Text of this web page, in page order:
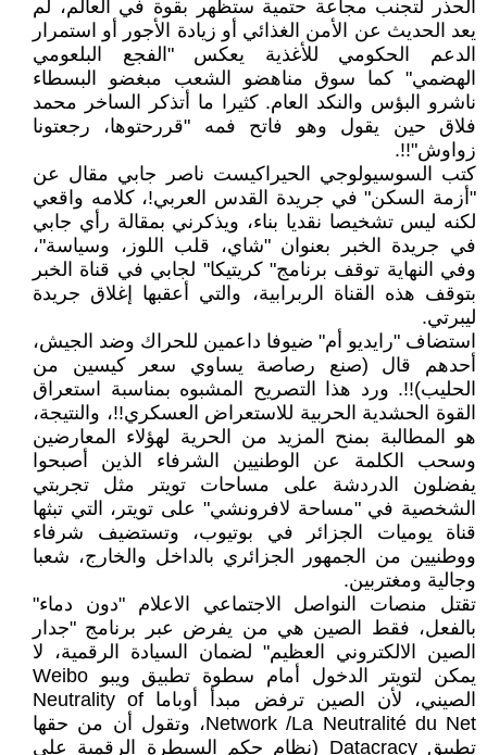
الحذر لتجنب مجاعة حتمية ستظهر بقوة في العالم، لم
يعد الحديث عن الأمن الغذائي أو زيادة الأجور أو استمرار
الدعم الحكومي للأغذية يعكس "الفجع البلعومي
الهضمي" كما سوق مناهضو الشعب مبغضو البسطاء
ناشرو البؤس والنكد العام. كثيرا ما أتذكر الساخر محمد
فلاق حين يقول وهو فاتح فمه "قررحتوها، رجعتونا
زواوش"!!.
كتب السوسيولوجي الحيراكيست ناصر جابي مقال عن
"أزمة السكن" في جريدة القدس العربي!، كلامه واقعي
لكنه ليس تشخيصا نقديا بناء، ويذكرني بمقالة رأي جابي
في جريدة الخبر بعنوان "شاي، قلب اللوز، وسياسة"،
وفي النهاية توقف برنامج" كريتيكا" لجابي في قناة الخبر
بتوقف هذه القناة الربرابية، والتي أعقبها إغلاق جريدة
ليبرتي.
استضاف "رايديو أم" ضيوفا داعمين للحراك وضد الجيش،
أحدهم قال (صنع رصاصة يساوي سعر كيسين من
الحليب)!!. ورد هذا التصريح المشبوه بمناسبة استعراق
القوة الحشدية الحربية للاستعراض العسكري!!، والنتيجة،
هو المطالبة بمنح المزيد من الحرية لهؤلاء المعارضين
وسحب الكلمة عن الوطنيين الشرفاء الذين أصبحوا
يفضلون الدردشة على مساحات تويتر مثل تجربتي
الشخصية في "مساحة لافرونشي" على تويتر، التي تبثها
قناة يوميات الجزائر في بوتيوب، وتستضيف شرفاء
ووطنيين من الجمهور الجزائري بالداخل والخارج، شعبا
وجالية ومغتربين.
تقتل منصات النواصل الاجتماعي الاعلام "دون دماء"
بالفعل، فقط الصين هي من يفرض عبر برنامج "جدار
الصين الالكتروني العظيم" لضمان السيادة الرقمية، لا
يمكن لتويتر الدخول أمام سطوة تطبيق ويبو Weibo
الصيني، لأن الصين ترفض مبدأ أوباما Neutrality of
Network /La Neutralité du Net، وتقول أن من حقها
تطبيق Datacracy (نظام حكم السيطرة الرقمية على